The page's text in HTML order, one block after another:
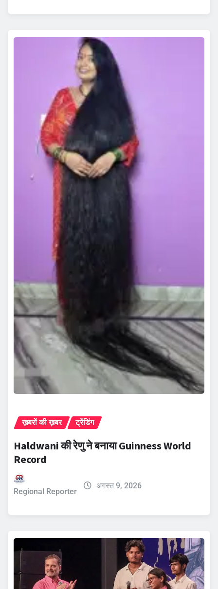
ख़बरों की ख़बर ट्रेंडिंग
Haldwani की रेणु ने बनाया Guinness World
Record
Regional Reporter
अगस्त 9, 2026